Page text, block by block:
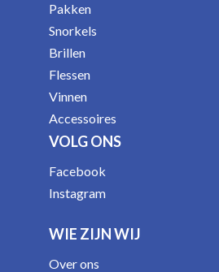
Pakken
Snorkels
Brillen
Flessen
Vinnen
Accessoires
VOLG ONS
Facebook
Instagram
WIE ZIJN WIJ
Over ons